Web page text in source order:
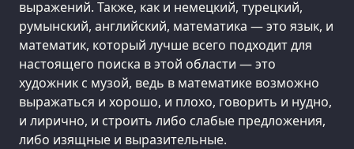
выражений. Также, как и немецкий, турецкий,
румынский, английский, математика — это язык, и
математик, который лучше всего подходит для
настоящего поиска в этой области — это
художник с музой, ведь в математике возможно
выражаться и хорошо, и плохо, говорить и нудно,
и лирично, и строить либо слабые предложения,
либо изящные и выразительные.